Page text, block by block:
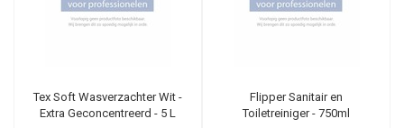
Tex Soft Wasverzachter Wit -
Extra Geconcentreerd - 5 L
Flipper Sanitair en
Toiletreiniger - 750ml